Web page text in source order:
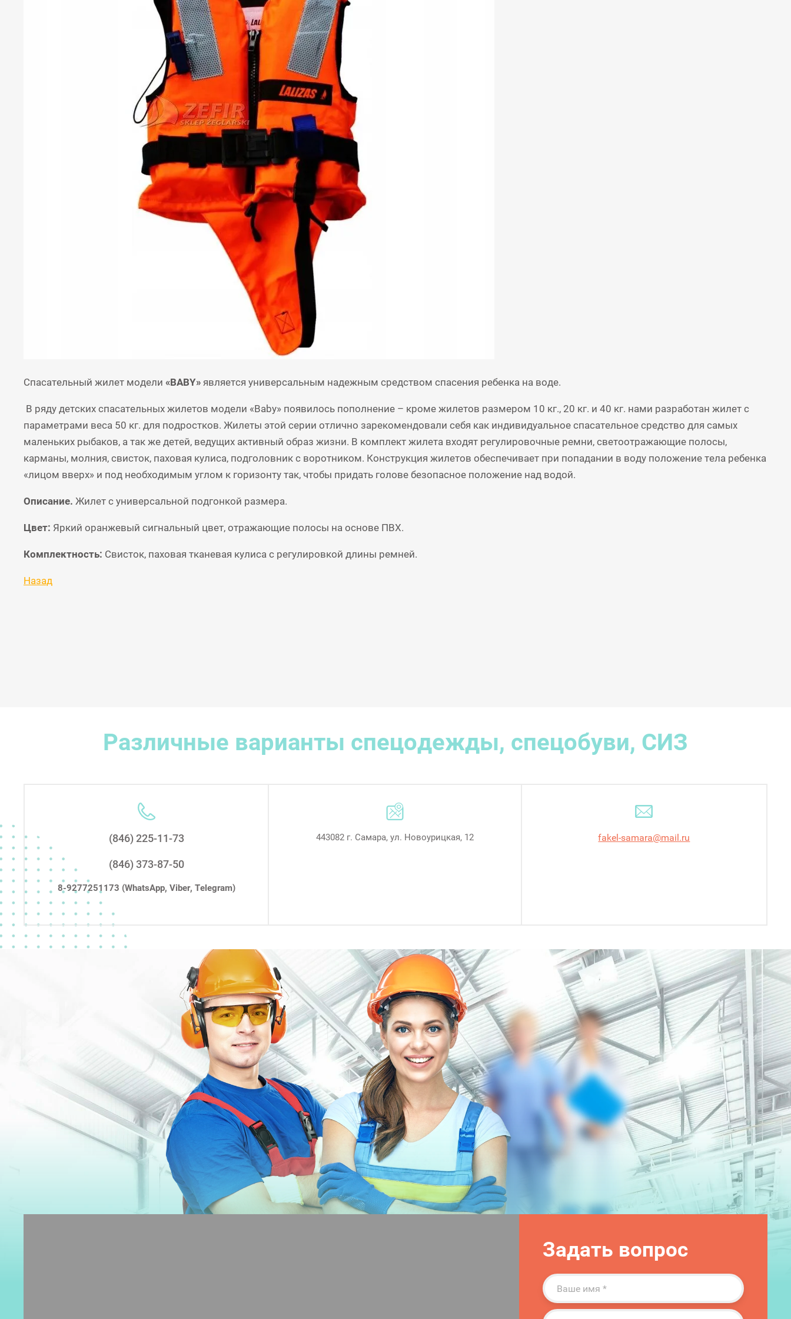
Спасательный жилет модели «BABY» является универсальным надежным средством спасения ребенка на воде.
В ряду детских спасательных жилетов модели «Baby» появилось пополнение – кроме жилетов размером 10 кг., 20 кг. и 40 кг. нами разработан жилет с
параметрами веса 50 кг. для подростков. Жилеты этой серии отлично зарекомендовали себя как индивидуальное спасательное средство для самых
маленьких рыбаков, а так же детей, ведущих активный образ жизни. В комплект жилета входят регулировочные ремни, светоотражающие полосы,
карманы, молния, свисток, паховая кулиса, подголовник с воротником. Конструкция жилетов обеспечивает при попадании в воду положение тела ребенка
«лицом вверх» и под необходимым углом к горизонту так, чтобы придать голове безопасное положение над водой.
Описание. Жилет с универсальной подгонкой размера.
Цвет: Яркий оранжевый сигнальный цвет, отражающие полосы на основе ПВХ.
Комплектность: Свисток, паховая тканевая кулиса с регулировкой длины ремней.
Назад
Различные варианты спецодежды, спецобуви, СИЗ
(846) 225-11-73
(846) 373-87-50
8-9277251173 (WhatsApp, Viber, Telegram)
443082 г. Самара, ул. Новоурицкая, 12 fakel-samara@mail.ru
Задать вопрос